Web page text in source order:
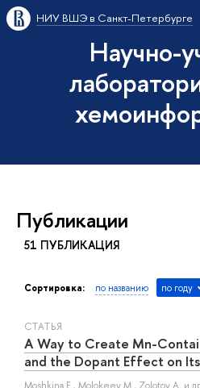
НИУ ВШЭ в Санкт-Петербурге
Научно-
Публикации
51 ПУБЛИКАЦИЯ
Сортировка: по названию по году
СТАТЬЯ
A Way to Create Mn-
and the Dopant Effect on
Moshkina E., Molokeev M., Zolotov A. и